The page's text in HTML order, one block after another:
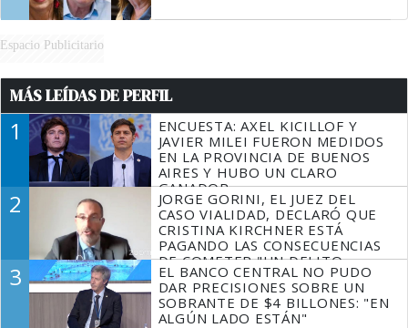
Espacio Publicitario
MÁS LEÍDAS DE PERFIL
1
ENCUESTA: AXEL KICILLOF Y
JAVIER MILEI FUERON MEDIDOS
EN LA PROVINCIA DE BUENOS
AIRES Y HUBO UN CLARO
GANADOR
2
JORGE GORINI, EL JUEZ DEL
CASO VIALIDAD, DECLARÓ QUE
CRISTINA KIRCHNER ESTÁ
PAGANDO LAS CONSECUENCIAS
DE COMETER "UN DELITO
COMPROBADO"
3
EL BANCO CENTRAL NO PUDO
DAR PRECISIONES SOBRE UN
SOBRANTE DE $4 BILLONES: "EN
ALGÚN LADO ESTÁN"